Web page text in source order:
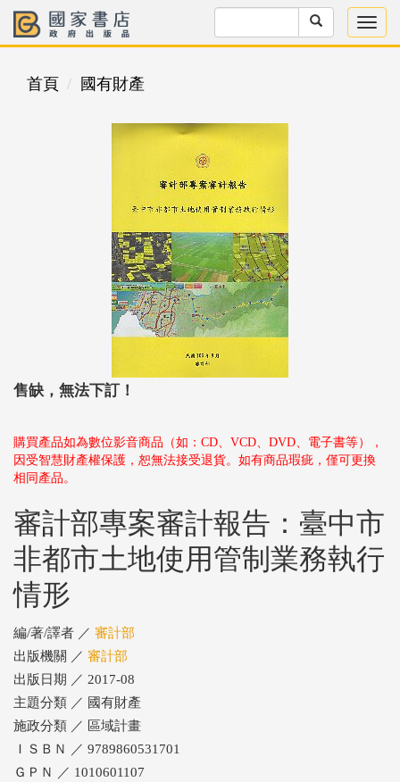
首頁 國有財產
售缺，無法下訂！
購買產品如為數位影音商品（如：CD、VCD、DVD、電子書等），
因受智慧財產權保護，恕無法接受退貨。如有商品瑕疵，僅可更換
相同產品。
審計部專案審計報告：臺中市
非都市土地使用管制業務執行
情形
編/著/譯者 ／ 審計部
出版機關 ／ 審計部
出版日期 ／ 2017-08
主題分類 ／ 國有財產
施政分類 ／ 區域計畫
ＩＳＢＮ ／ 9789860531701
ＧＰＮ ／ 1010601107